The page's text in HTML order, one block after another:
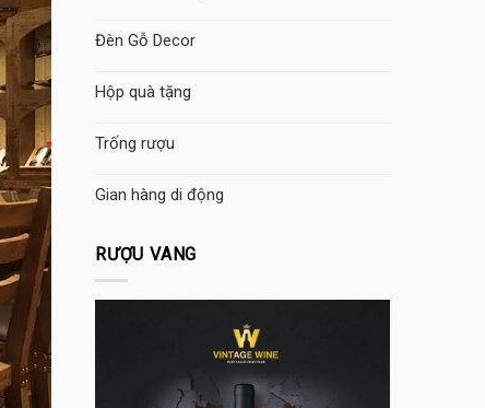
Đèn Gỗ Decor
Hộp quà tặng
Trống rượu
Gian hàng di động
RƯỢU VANG